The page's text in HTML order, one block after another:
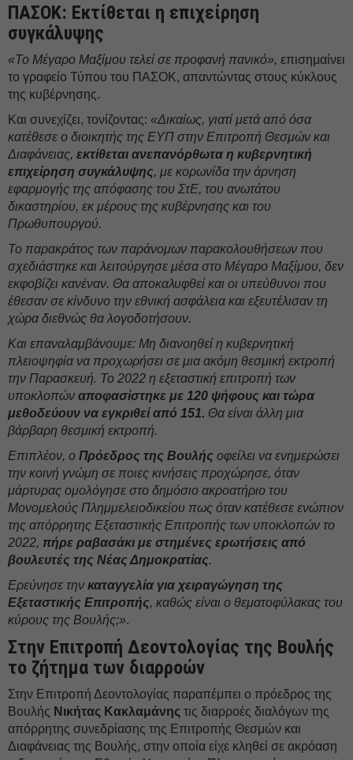
ΠΑΣΟΚ: Εκτίθεται η επιχείρηση
συγκάλυψης
«Το Μέγαρο Μαξίμου τελεί σε προφανή πανικό», επισημαίνει
το γραφείο Τύπου του ΠΑΣΟΚ, απαντώντας στους κύκλους
της κυβέρνησης.
Και συνεχίζει, τονίζοντας: «Δικαίως, γιατί μετά από όσα
κατέθεσε ο διοικητής της ΕΥΠ στην Επιτροπή Θεσμών και
Διαφάνειας, εκτίθεται ανεπανόρθωτα η κυβερνητική
επιχείρηση συγκάλυψης, με κορωνίδα την άρνηση
εφαρμογής της απόφασης του ΣτΕ, του ανωτάτου
δικαστηρίου, εκ μέρους της κυβέρνησης και του
Πρωθυπουργού.
Το παρακράτος των παράνομων παρακολουθήσεων που
σχεδιάστηκε και λειτούργησε μέσα στο Μέγαρο Μαξίμου, δεν
εκφοβίζει κανέναν. Θα αποκαλυφθεί και οι υπεύθυνοι που
έθεσαν σε κίνδυνο την εθνική ασφάλεια και εξευτέλισαν τη
χώρα διεθνώς θα λογοδοτήσουν.
Και επαναλαμβάνουμε: Μη διανοηθεί η κυβερνητική
πλειοψηφία να προχωρήσει σε μια ακόμη θεσμική εκτροπή
την Παρασκευή. Το 2022 η εξεταστική επιτροπή των
υποκλοπών αποφασίστηκε με 120 ψήφους και τώρα
μεθοδεύουν να εγκριθεί από 151. Θα είναι άλλη μια
βάρβαρη θεσμική εκτροπή.
Επιπλέον, ο Πρόεδρος της Βουλής οφείλει να ενημερώσει
την κοινή γνώμη σε ποιες κινήσεις προχώρησε, όταν
μάρτυρας ομολόγησε στο δημόσιο ακροατήριο του
Μονομελούς Πλημμελειοδικείου πως όταν κατέθεσε ενώπιον
της απόρρητης Εξεταστικής Επιτροπής των υποκλοπών το
2022, πήρε ραβασάκι με στημένες ερωτήσεις από
βουλευτές της Νέας Δημοκρατίας.
Ερεύνησε την καταγγελία για χειραγώγηση της
Εξεταστικής Επιτροπής, καθώς είναι ο θεματοφύλακας του
κύρους της Βουλής;».
Στην Επιτροπή Δεοντολογίας της Βουλής
το ζήτημα των διαρροών
Στην Επιτροπή Δεοντολογίας παραπέμπει ο πρόεδρος της
Βουλής Νικήτας Κακλαμάνης τις διαρροές διαλόγων της
απόρρητης συνεδρίασης της Επιτροπής Θεσμών και
Διαφάνειας της Βουλής, στην οποία είχε κληθεί σε ακρόαση